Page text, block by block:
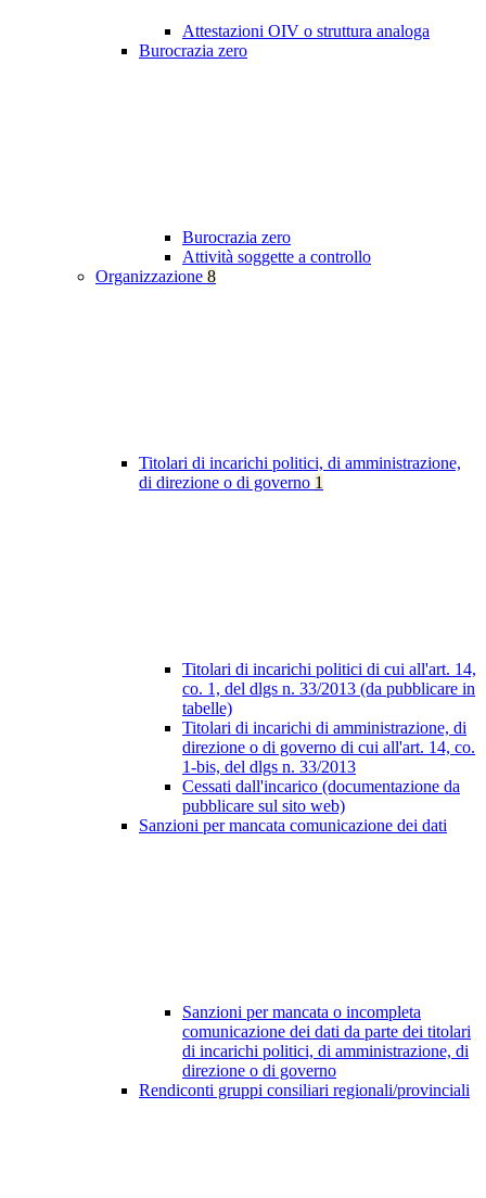
Attestazioni OIV o struttura analoga
Burocrazia zero
Burocrazia zero
Attività soggette a controllo
Organizzazione 8
Titolari di incarichi politici, di amministrazione,
di direzione o di governo 1
Titolari di incarichi politici di cui all'art. 14,
co. 1, del dlgs n. 33/2013 (da pubblicare in
tabelle)
Titolari di incarichi di amministrazione, di
direzione o di governo di cui all'art. 14, co.
1-bis, del dlgs n. 33/2013
Cessati dall'incarico (documentazione da
pubblicare sul sito web)
Sanzioni per mancata comunicazione dei dati
Sanzioni per mancata o incompleta
comunicazione dei dati da parte dei titolari
di incarichi politici, di amministrazione, di
direzione o di governo
Rendiconti gruppi consiliari regionali/provinciali